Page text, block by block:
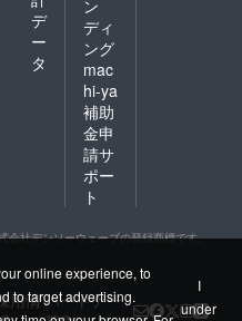
online experience, to
to target advertising.
I
under
デ
ー
タ
ン
ディ
ング
mac
hi-ya
補助
金申
請サ
ポー
ト
会社デンソーウェーブの登録商標です。
用情パートナー